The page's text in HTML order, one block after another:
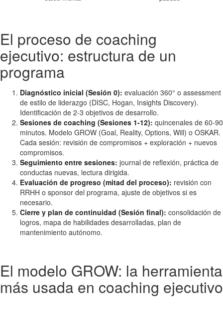
El proceso de coaching
ejecutivo: estructura de un
programa
Diagnóstico inicial (Sesión 0): evaluación 360° o assessment
de estilo de liderazgo (DISC, Hogan, Insights Discovery).
Identificación de 2-3 objetivos de desarrollo.
Sesiones de coaching (Sesiones 1-12): quincenales de 60-90
minutos. Modelo GROW (Goal, Reality, Options, Will) o OSKAR.
Cada sesión: revisión de compromisos + exploración + nuevos
compromisos.
Seguimiento entre sesiones: journal de reflexión, práctica de
conductas nuevas, lectura dirigida.
Evaluación de progreso (mitad del proceso): revisión con
RRHH o sponsor del programa, ajuste de objetivos si es
necesario.
Cierre y plan de continuidad (Sesión final): consolidación de
logros, mapa de habilidades desarrolladas, plan de
mantenimiento autónomo.
El modelo GROW: la herramienta
más usada en coaching ejecutivo